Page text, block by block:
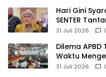
Hari Gini
SENTER
Gunakan
31 Juli 2026
Dilema APBD
Waktu
Miliar
31 Juli 2026